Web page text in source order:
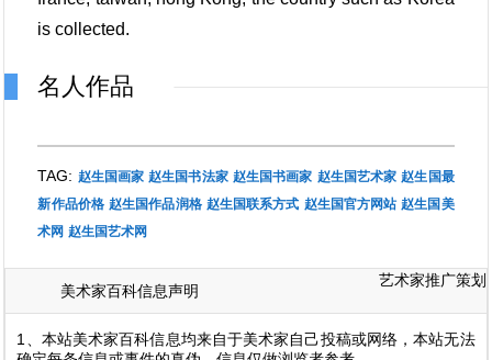
is collected.
名人作品
TAG: 赵生国画家 赵生国书法家 赵生国书画家 赵生国艺术家 赵生国最
新作品价格 赵生国作品润格 赵生国联系方式 赵生国官方网站 赵生国美
术网 赵生国艺术网
美术家百科信息声明
艺术家推广策划
1、本站美术家百科信息均来自于美术家自己投稿或网络，本站无法